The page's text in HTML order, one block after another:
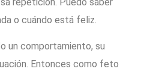
o cuándo está feliz.
un comportamiento, su
Entonces como feto